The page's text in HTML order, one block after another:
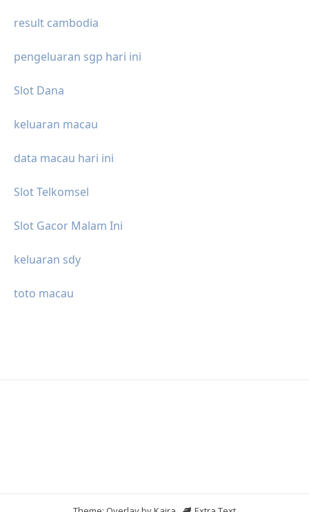
result cambodia
pengeluaran sgp hari ini
Slot Dana
keluaran macau
data macau hari ini
Slot Telkomsel
Slot Gacor Malam Ini
keluaran sdy
toto macau